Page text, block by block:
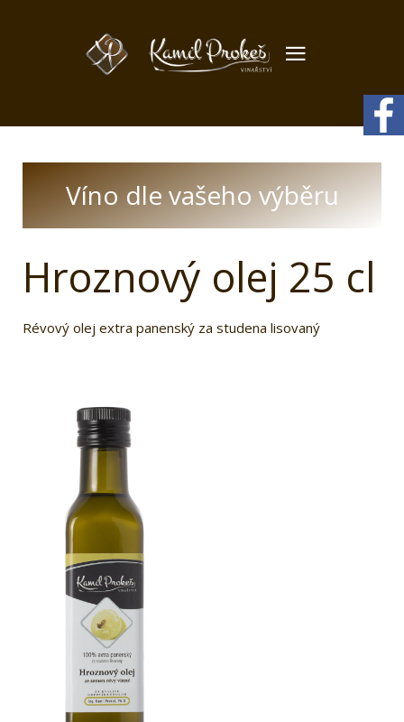
Víno dle vašeho výběru
Hroznový olej 25 cl
Révový olej extra panenský za studena lisovaný